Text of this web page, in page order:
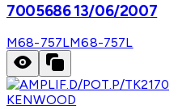
7005686 13/06/2007
M68-757LM68-757L
KENWOOD